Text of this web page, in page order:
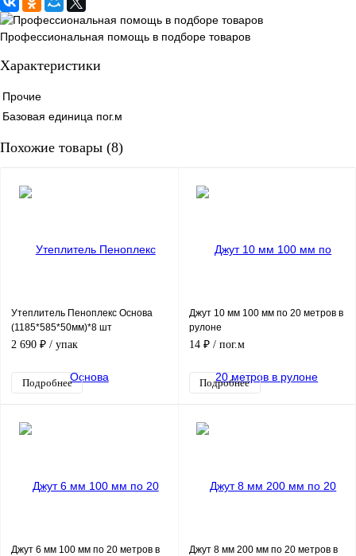
Профессиональная помощь в подборе товаров
Характеристики
Прочие
Базовая единица пог.м
Похожие товары (8)
Утеплитель Пеноплекс Основа
(1185*585*50мм)*8 шт
2 690 ₽ / упак
Подробнее
Джут 10 мм 100 мм по 20 метров в
рулоне
14 ₽ / пог.м
Подробнее
Джут 6 мм 100 мм по 20 метров в
Джут 8 мм 200 мм по 20 метров в